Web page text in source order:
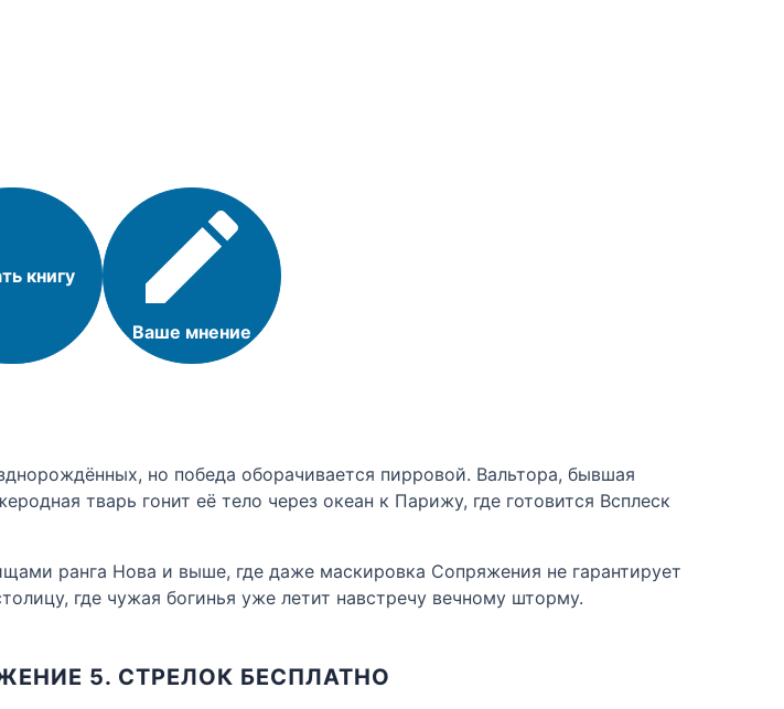
книгу
Ваше мнение
но победа оборачивается пирровой. Вальтора, бывшая
тварь гонит её тело через океан к Парижу, где готовится Всплеск
ранга Нова и выше, где даже маскировка Сопряжения не гарантирует
где чужая богинья уже летит навстречу вечному шторму.
5. СТРЕЛОК БЕСПЛАТНО